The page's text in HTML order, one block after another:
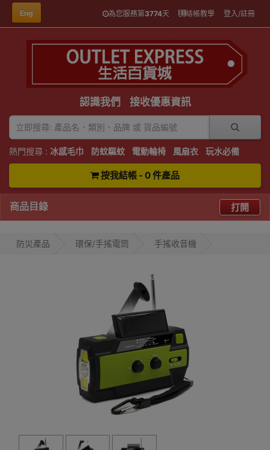
Eng 為您服務第3774天 結帳教學 登入/註冊
認識我們 接收優惠資訊
熱門搜尋 : 冰感毛巾 防蚊驅蚊 電動輪椅 風扇衣 玩水必備
按我結帳 - 0 件產品
商品目錄 打開
防災產品 環保/手搖電筒 手搖收音機